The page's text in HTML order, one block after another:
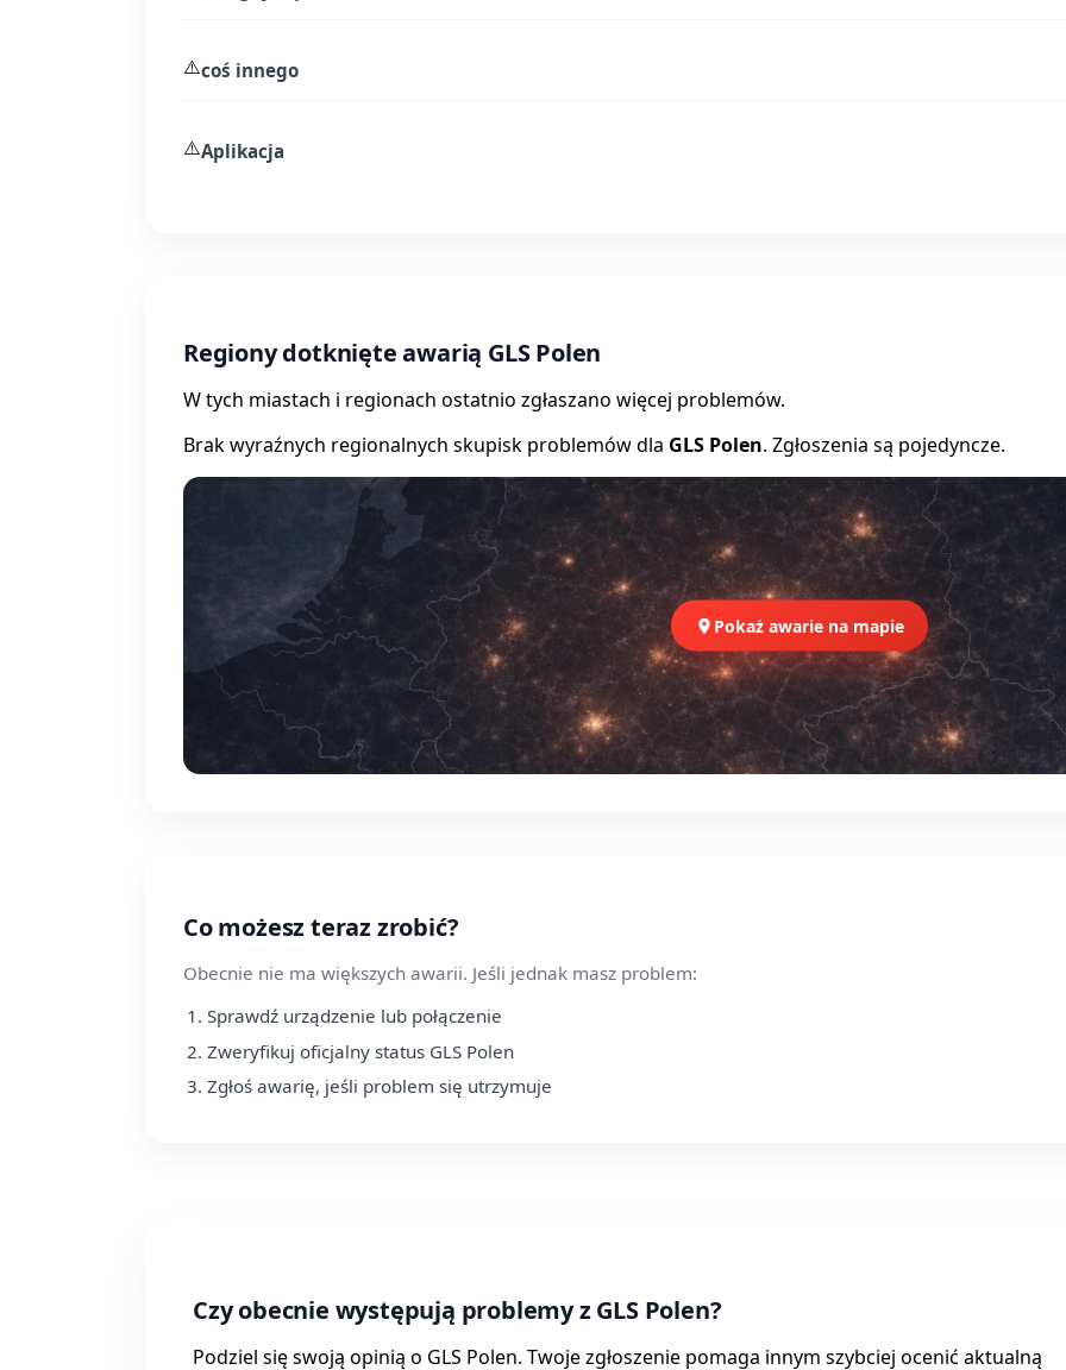
⚠️coś innego
⚠️Aplikacja
Regiony dotknięte awarią GLS Polen
W tych miastach i regionach ostatnio zgłaszano więcej problemów.
Brak wyraźnych regionalnych skupisk problemów dla GLS Polen. Zgłoszenia są pojedyncze.
Pokaż awarie na mapie
Co możesz teraz zrobić?
Obecnie nie ma większych awarii. Jeśli jednak masz problem:
Sprawdź urządzenie lub połączenie
Zweryfikuj oficjalny status GLS Polen
Zgłoś awarię, jeśli problem się utrzymuje
Czy obecnie występują problemy z GLS Polen?
Podziel się swoją opinią o GLS Polen. Twoje zgłoszenie pomaga innym szybciej ocenić aktualną